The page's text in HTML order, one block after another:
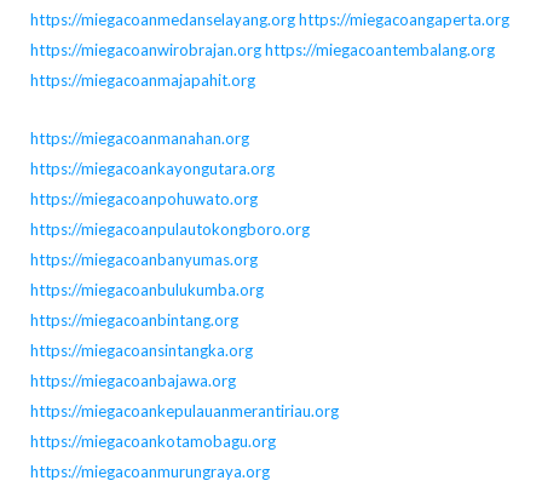
https://miegacoanmedanselayang.orghttps://miegacoangaperta.org
https://miegacoanwirobrajan.orghttps://miegacoantembalang.org
https://miegacoanmajapahit.org
https://miegacoanmanahan.org
https://miegacoankayongutara.org
https://miegacoanpohuwato.org
https://miegacoanpulautokongboro.org
https://miegacoanbanyumas.org
https://miegacoanbulukumba.org
https://miegacoanbintang.org
https://miegacoansintangka.org
https://miegacoanbajawa.org
https://miegacoankepulauanmerantiriau.org
https://miegacoankotamobagu.org
https://miegacoanmurungraya.org